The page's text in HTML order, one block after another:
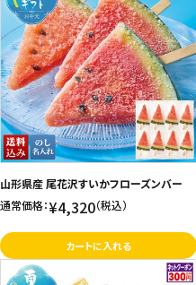
山形県産 尾花沢すいかフローズンバー
通常価格：¥4,320（税込）
カートに入れる